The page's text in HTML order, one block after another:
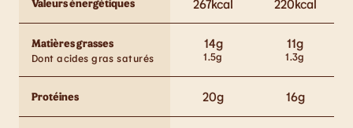
Valeurs énergétiques 267kcal 220kcal
Matières grasses 14g 11g
Dont acides gras saturés 1.5g 1.3g
Protéines 20g 16g